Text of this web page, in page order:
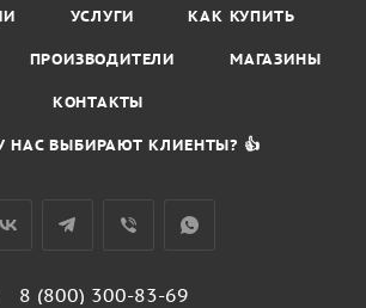
УСЛУГИ КАК КУПИТЬ
ПРОИЗВОДИТЕЛИ МАГАЗИНЫ
КОНТАКТЫ
НАС ВЫБИРАЮТ КЛИЕНТЫ? 👍
8 (800) 300-83-69